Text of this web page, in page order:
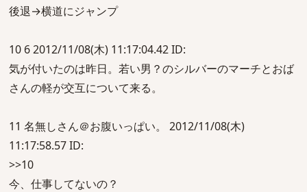
後退→横道にジャンプ
10 6 2012/11/08(木) 11:17:04.42 ID:
気が付いたのは昨日。若い男？のシルバーのマーチとおば
さんの軽が交互について来る。
11 名無しさん＠お腹いっぱい。 2012/11/08(木)
11:17:58.57 ID:
>>10
今、仕事してないの？